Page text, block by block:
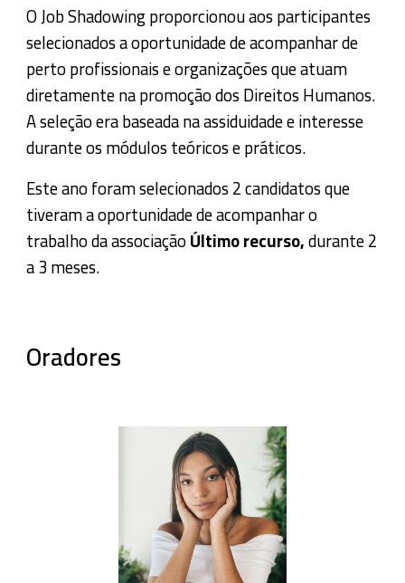
OJob Shadowingproporcionou aos participantes
selecionados a oportunidade de acompanhar de
perto profissionais e organizações que atuam
diretamente na promoção dosDireitos Humanos.
A seleção era baseada na assiduidade e interesse
durante os módulos teóricos e práticos.
Este ano foram selecionados 2 candidatos que
tiveram a oportunidade de acompanhar o
trabalho da associaçãoÚltimo recurso,durante 2
a 3 meses.
Oradores